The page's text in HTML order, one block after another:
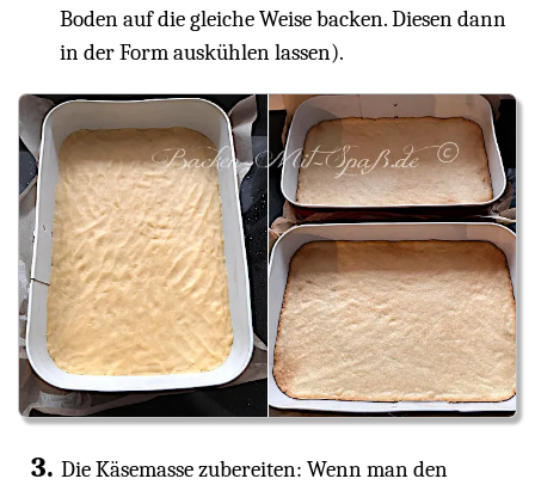
Boden auf die gleiche Weise backen. Diesen dann
in der Form auskühlen lassen).
Die Käsemasse zubereiten: Wenn man den